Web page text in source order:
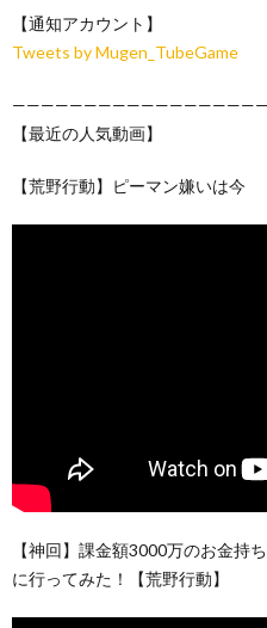
【通知アカウント】
Tweets by Mugen_TubeGame
【最近の人気動画】
【荒野行動】ピーマン嫌いは今
【神回】課金額3000万のお金持
に行ってみた！【荒野行動】